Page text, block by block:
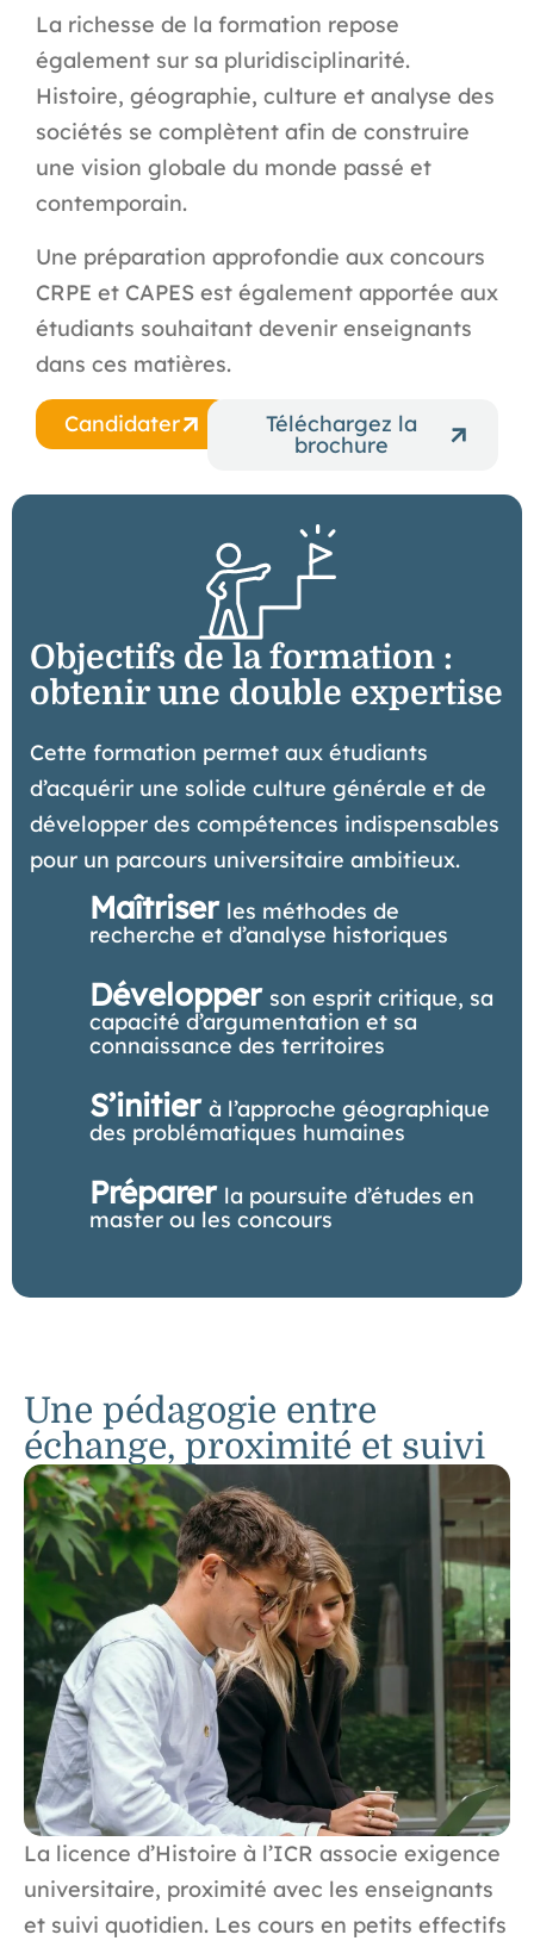
La richesse de la formation repose
également sur sa pluridisciplinarité.
Histoire, géographie, culture et analyse des
sociétés se complètent afin de construire
une vision globale du monde passé et
contemporain.
Une préparation approfondie aux concours
CRPE et CAPES est également apportée aux
étudiants souhaitant devenir enseignants
dans ces matières.
Candidater Téléchargez la
brochure
Objectifs de la formation :
obtenir une double expertise
Cette formation permet aux étudiants
d’acquérir une solide culture générale et de
développer des compétences indispensables
pour un parcours universitaire ambitieux.
Maîtriser les méthodes de
recherche et d’analyse historiques
Développer son esprit critique, sa
capacité d’argumentation et sa
connaissance des territoires
S’initier à l’approche géographique
des problématiques humaines
Préparer la poursuite d’études en
master ou les concours
Une pédagogie entre
échange, proximité et suivi
La licence d’Histoire à l’ICR associe exigence
universitaire, proximité avec les enseignants
et suivi quotidien. Les cours en petits effectifs